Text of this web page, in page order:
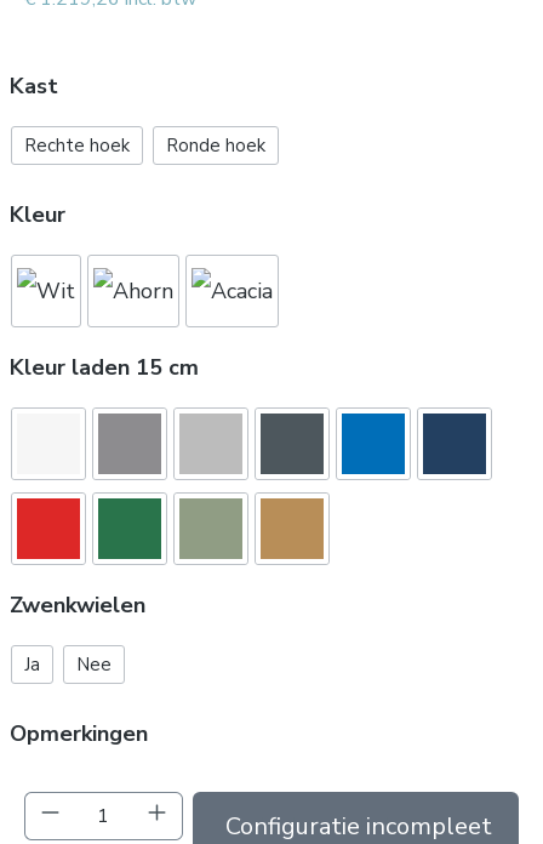
Kast
Rechte hoek Ronde hoek
Kleur
Kleur laden 15 cm
Zwenkwielen
Ja Nee
Opmerkingen
Producthoeveelheid: Voer de gewenste
In de winkelmand